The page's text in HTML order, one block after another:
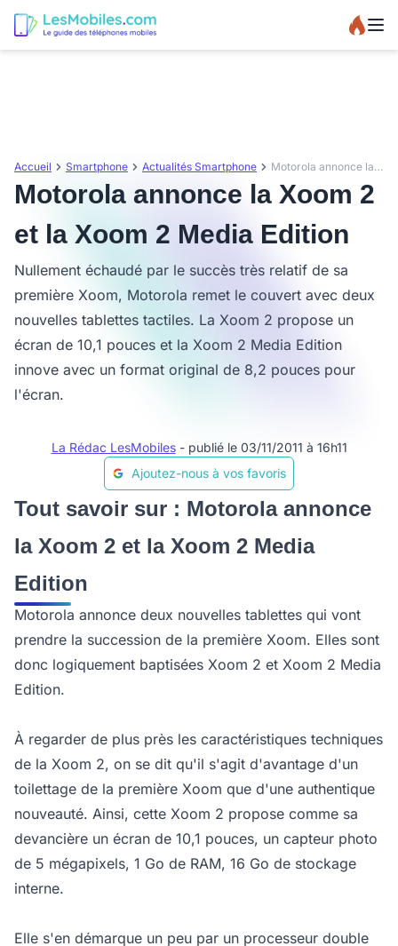
Accueil Smartphone Actualités Smartphone Motorola annonce la Xoom 2 et la Xoom 2 Media Edition
Motorola annonce la Xoom 2
et la Xoom 2 Media Edition
Nullement échaudé par le succès très relatif de sa
première Xoom, Motorola remet le couvert avec deux
nouvelles tablettes tactiles. La Xoom 2 propose un
écran de 10,1 pouces et la Xoom 2 Media Edition
innove avec un format original de 8,2 pouces pour
l'écran.
La Rédac LesMobiles - publié le 03/11/2011 à 16h11
Ajoutez-nous à vos favoris
Tout savoir sur : Motorola annonce
la Xoom 2 et la Xoom 2 Media
Edition
Motorola annonce deux nouvelles tablettes qui vont
prendre la succession de la première Xoom. Elles sont
donc logiquement baptisées Xoom 2 et Xoom 2 Media
Edition.
À regarder de plus près les caractéristiques techniques
de la Xoom 2, on se dit qu'il s'agit d'avantage d'un
toilettage de la première Xoom que d'une authentique
nouveauté. Ainsi, cette Xoom 2 propose comme sa
devancière un écran de 10,1 pouces, un capteur photo
de 5 mégapixels, 1 Go de RAM, 16 Go de stockage
interne.
Elle s'en démarque un peu par un processeur double